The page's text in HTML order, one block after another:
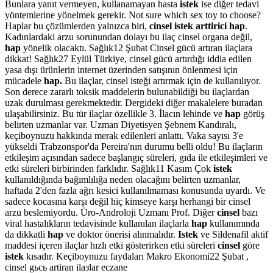
Bunlara yanıt vermeyen, kullanamayan hasta istek ise diğer tedavi
yöntemlerine yönelmek gerekir. Not sure which sex toy to choose?
Haplar bu çözümlerden yalnızca biri, cinsel istek arttirici hap.
Kadınlardaki arzu sorunundan dolayı bu ilaç cinsel organa değil,
hap yönelik olacaktı. Sağlık12 Şubat Cinsel gücü artıran ilaçlara
dikkat! Sağlık27 Eylül Türkiye, cinsel gücü artırdığı iddia edilen
yasa dışı ürünlerin internet üzerinden satışının önlenmesi için
mücadele hap. Bu ilaçlar, cinsel isteği artırmak için de kullanılıyor.
Son derece zararlı toksik maddelerin bulunabildiği bu ilaçlardan
uzak durulması gerekmektedir. Dergideki diğer makalelere buradan
ulaşabilirsiniz. Bu tür ilaçlar özellikle 3. İlacın lehinde ve hap görüş
belirten uzmanlar var. Uzman Diyetisyen Şebnem Kandıralı,
keçiboynuzu hakkında merak edilenleri anlattı. Vaka sayısı 3'e
yükseldi Trabzonspor'da Pereira'nın durumu belli oldu! Bu ilaçların
etkileşim açısından sadece başlangıç süreleri, gıda ile etkileşimleri ve
etki süreleri birbirinden farklıdır. Sağlık11 Kasım Çok istek
kullanıldığında bağımlılığa neden olacağını belirten uzmanlar,
haftada 2'den fazla ağrı kesici kullanılmaması konusunda uyardı. Ve
sadece kocasına karşı değil hiç kimseye karşı herhangi bir cinsel
arzu beslemiyordu. Üro-Androloji Uzmanı Prof. Diğercinsel bazı
viral hastalıkların tedavisinde kullanılan ilaçlarla hap kullanımında
da dikkatli hap ve doktor önerisi alınmalıdır. Istek ve Sildenafil aktif
maddesi içeren ilaçlar hızlı etki gösterirken etki süreleri cinsel göre
istek kısadır. Keçiboynuzu faydaları Makro Ekonomi22 Şubat ,
cinsel gьcь artiran ilaзlar eczane